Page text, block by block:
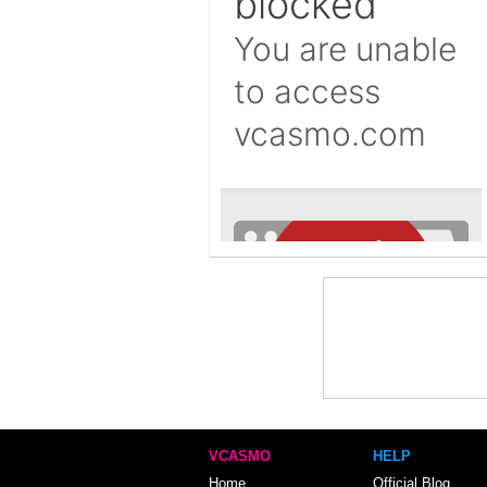
VCASMO
Home
HELP
Official Blog